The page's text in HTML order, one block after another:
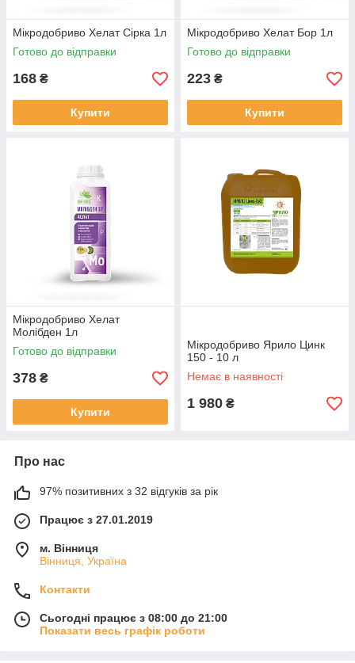
Мiкродобриво Хелат Сірка 1л
Готово до відправки
168 ₴
Купити
Мiкродобриво Хелат Бор 1л
Готово до відправки
223 ₴
Купити
Мiкродобриво Хелат
Молібден 1л
Готово до відправки
378 ₴
Купити
Мікродобриво Ярило Цинк
150 - 10 л
Немає в наявності
1 980 ₴
Про нас
97% позитивних з 32 відгуків за рік
Працює з 27.01.2019
м. Вінниця
Вінниця, Україна
Контакти
Сьогодні працює з 08:00 до 21:00
Показати весь графік роботи